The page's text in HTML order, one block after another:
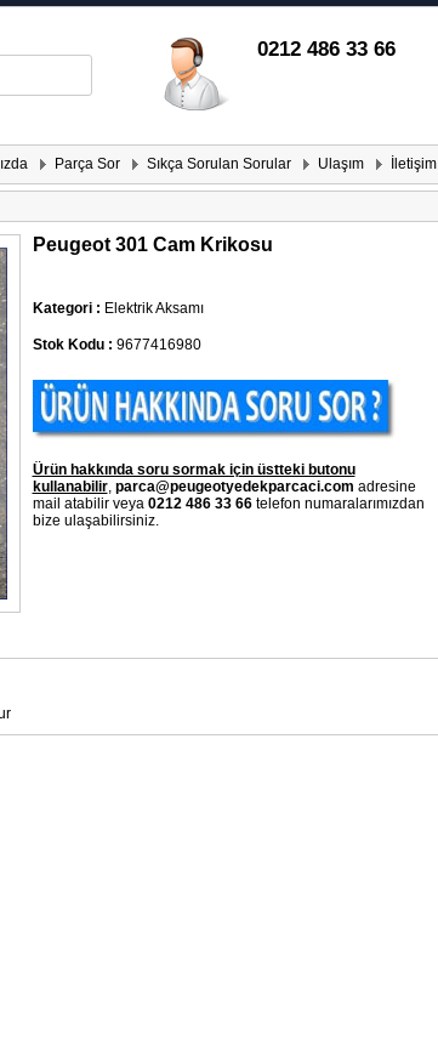
0212 486 33 66
Parça Sor Sıkça Sorulan Sorular Ulaşım İletişim
Peugeot 301 Cam Krikosu
Kategori : Elektrik Aksamı
Stok Kodu : 9677416980
Ürün hakkında soru sormak için üstteki butonu
kullanabilir, parca@peugeotyedekparcaci.com adresine
mail atabilir veya 0212 486 33 66telefon numaralarımızdan
bize ulaşabilirsiniz.